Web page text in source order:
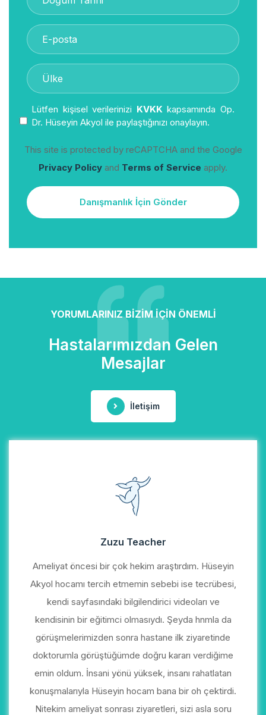
Lütfen kişisel verilerinizi KVKKkapsamında Op.
Dr. Hüseyin Akyol ile paylaştığınızı onaylayın.
This site is protected by reCAPTCHA and the Google
Privacy Policy and Terms of Service apply.
Danışmanlık İçin Gönder
YORUMLARINIZ BİZİM İÇİN ÖNEMLİ
Hastalarımızdan Gelen
Mesajlar
İletişim
Zuzu Teacher
Ameliyat öncesi bir çok hekim araştırdım. Hüseyin
Akyol hocamı tercih etmemin sebebi ise tecrübesi,
kendi sayfasındaki bilgilendirici videoları ve
kendisinin bir eğitimci olmasıydı. Şeyda hnmla da
görüşmelerimizden sonra hastane ilk ziyaretinde
doktorumla görüştüğümde doğru kararı verdiğime
emin oldum. İnsani yönü yüksek, insanı rahatlatan
konuşmalarıyla Hüseyin hocam bana bir oh çektirdi.
Nitekim ameliyat sonrası ziyaretleri, sizi asla soru